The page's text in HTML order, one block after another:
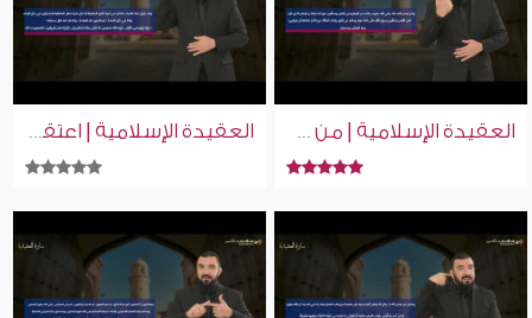
العقيدة الإسلامية | من علامات الساعة انتشار الفتن | إسلام ويب | للصم بلغة الإشارة العقيدة الإسلامية | اعتقاد كون الصالحين يشاركون الله في التدبير | إسلام ويب | للصم بلغة الإشارة